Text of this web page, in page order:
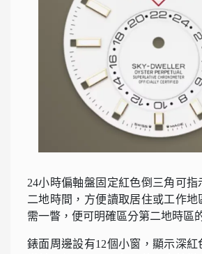
24小時偏軸盤固定紅色倒三角可
二地時間，方便讀取居住或工作地
需一瞥，便可明確區分第二地時區
錶面周邊設有12個小窗，顯示深紅